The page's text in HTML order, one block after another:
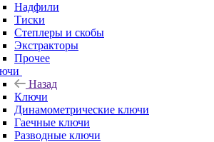
Надфили
Тиски
Степлеры и скобы
Экстракторы
Прочее
Назад
Ключи
Динамометрические ключи
Гаечные ключи
Разводные ключи